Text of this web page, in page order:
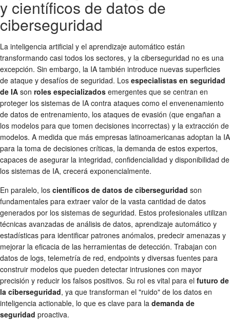
y científicos de datos de
ciberseguridad
La inteligencia artificial y el aprendizaje automático están
transformando casi todos los sectores, y la ciberseguridad no es una
excepción. Sin embargo, la IA también introduce nuevas superficies
de ataque y desafíos de seguridad. Los especialistas en seguridad
de IA son roles especializados emergentes que se centran en
proteger los sistemas de IA contra ataques como el envenenamiento
de datos de entrenamiento, los ataques de evasión (que engañan a
los modelos para que tomen decisiones incorrectas) y la extracción de
modelos. A medida que más empresas latinoamericanas adoptan la IA
para la toma de decisiones críticas, la demanda de estos expertos,
capaces de asegurar la integridad, confidencialidad y disponibilidad de
los sistemas de IA, crecerá exponencialmente.
En paralelo, los científicos de datos de ciberseguridad son
fundamentales para extraer valor de la vasta cantidad de datos
generados por los sistemas de seguridad. Estos profesionales utilizan
técnicas avanzadas de análisis de datos, aprendizaje automático y
estadísticas para identificar patrones anómalos, predecir amenazas y
mejorar la eficacia de las herramientas de detección. Trabajan con
datos de logs, telemetría de red, endpoints y diversas fuentes para
construir modelos que pueden detectar intrusiones con mayor
precisión y reducir los falsos positivos. Su rol es vital para el futuro de
la ciberseguridad, ya que transforman el "ruido" de los datos en
inteligencia actionable, lo que es clave para la demanda de
seguridad proactiva.